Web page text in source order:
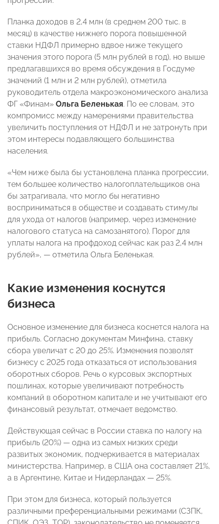
Планка доходов в 2,4 млн (в среднем 200 тыс. в
месяц) в качестве нижнего порога повышенной
ставки НДФЛ примерно вдвое ниже текущего
значения этого порога (5 млн рублей в год), но выше
предлагавшихся во время обсуждения в Госдуме
значений (1 млн и 2 млн рублей), отметила
руководитель отдела макроэкономического анализа
ФГ «Финам» Ольга Беленькая. По ее словам, это
компромисс между намерениями правительства
увеличить поступления от НДФЛ и не затронуть при
этом интересы подавляющего большинства
населения.
«Чем ниже была бы установлена планка прогрессии,
тем большее количество налогоплательщиков она
бы затрагивала, что могло бы негативно
восприниматься в обществе и создавать стимулы
для ухода от налогов (например, через изменение
налогового статуса на самозанятого). Порог для
уплаты налога на профдоход сейчас как раз 2,4 млн
рублей», — отметила Ольга Беленькая.
Какие изменения коснутся
бизнеса
Основное изменение для бизнеса коснется налога на
прибыль. Согласно документам Минфина, ставку
сбора увеличат с 20 до 25%. Изменения позволят
бизнесу с 2025 года отказаться от использования
оборотных сборов. Речь о курсовых экспортных
пошлинах, которые увеличивают потребность
компаний в оборотном капитале и не учитывают его
финансовый результат, отмечает ведомство.
Действующая сейчас в России ставка по налогу на
прибыль (20%) — одна из самых низких среди
развитых экономик, подчеркивается в материалах
министерства. Например, в США она составляет 21%,
а в Аргентине, Китае и Нидерландах — 25%.
При этом для бизнеса, который пользуется
различными преференциальными режимами (СЗПК,